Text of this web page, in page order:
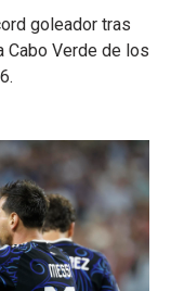
goleador tras
Cabo Verde de los